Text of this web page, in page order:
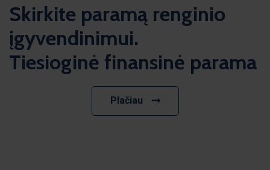
Skirkite paramą renginio
įgyvendinimui.
Tiesioginė finansinė parama
Plačiau